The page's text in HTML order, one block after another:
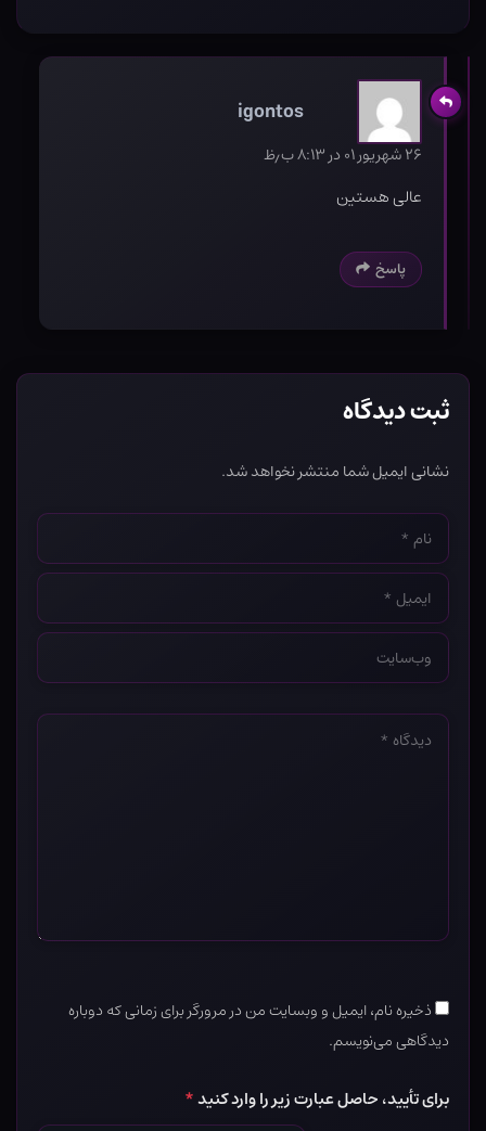
igontos
۲۶ شهریور ۰۱ در ۸:۱۳ ب٫ظ
عالی هستین
پاسخ
ثبت دیدگاه
نشانی ایمیل شما منتشر نخواهد شد.
نام
*
ایمیل
*
وب‌سایت
*
دیدگاه
ذخیره نام، ایمیل و وبسایت من در مرورگر برای زمانی که دوباره
دیدگاهی می‌نویسم.
برای تأیید، حاصل عبارت زیر را وارد کنید*